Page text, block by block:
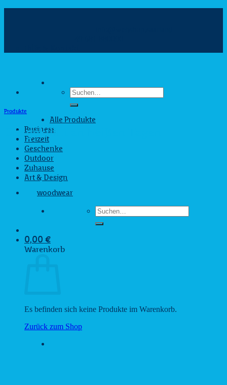
Suchen
nach:
Alle Produkte
Business
Freizeit
Geschenke
Outdoor
Zuhause
Art & Design
woodwear
Suchen
nach:
0,00 €
Warenkorb
Es befinden sich keine Produkte im Warenkorb.
Zurück zum Shop
Produkte
Gut gekühlt an heißen Tagen